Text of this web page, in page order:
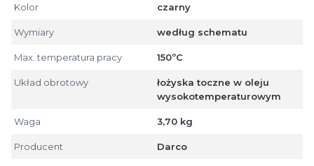
Kolor czarny
Wymiary według schematu
Max. temperatura pracy 150ºC
Układ obrotowy
łożyska toczne w oleju
wysokotemperaturowym
Waga 3,70 kg
Producent Darco